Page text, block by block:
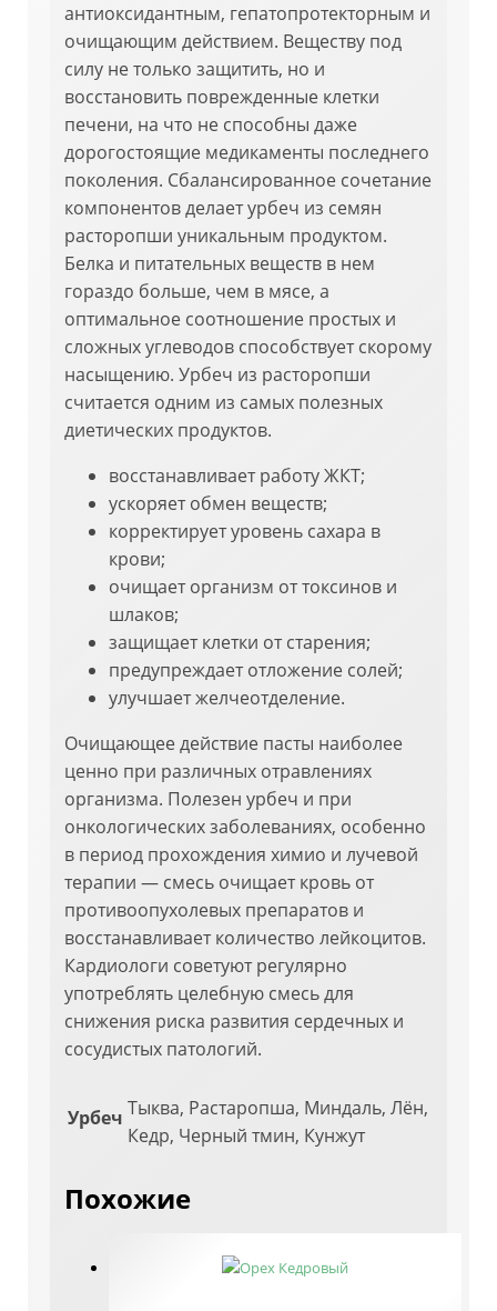
антиоксидантным, гепатопротекторным и
очищающим действием. Веществу под
силу не только защитить, но и
восстановить поврежденные клетки
печени, на что не способны даже
дорогостоящие медикаменты последнего
поколения. Сбалансированное сочетание
компонентов делает урбеч из семян
расторопши уникальным продуктом.
Белка и питательных веществ в нем
гораздо больше, чем в мясе, а
оптимальное соотношение простых и
сложных углеводов способствует скорому
насыщению. Урбеч из расторопши
считается одним из самых полезных
диетических продуктов.
восстанавливает работу ЖКТ;
ускоряет обмен веществ;
корректирует уровень сахара в
крови;
очищает организм от токсинов и
шлаков;
защищает клетки от старения;
предупреждает отложение солей;
улучшает желчеотделение.
Очищающее действие пасты наиболее
ценно при различных отравлениях
организма. Полезен урбеч и при
онкологических заболеваниях, особенно
в период прохождения химио и лучевой
терапии — смесь очищает кровь от
противоопухолевых препаратов и
восстанавливает количество лейкоцитов.
Кардиологи советуют регулярно
употреблять целебную смесь для
снижения риска развития сердечных и
сосудистых патологий.
Урбеч Тыква, Растаропша, Миндаль, Лён,
Кедр, Черный тмин, Кунжут
Похожие